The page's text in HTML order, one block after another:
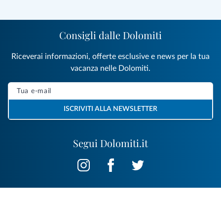
Segui Dolomiti.it
Consigli dalle Dolomiti
Riceverai informazioni, offerte esclusive e news per la tua
vacanza nelle Dolomiti.
ISCRIVITI ALLA NEWSLETTER